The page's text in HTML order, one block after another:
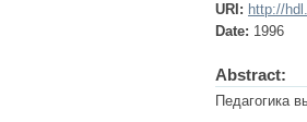
URI: http://
Date: 1996
Abstract:
Педагогика